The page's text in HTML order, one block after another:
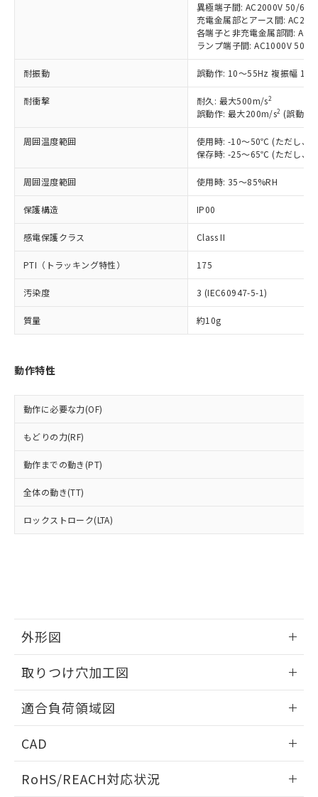
異極端子間: AC2000V 50/
充電金属部とアース間:
各端子と非充電金属部間:
ランプ端子間: AC1000V 50/
耐振動 誤動作: 10～55Hz 複振幅
耐衝撃 耐久: 最大500m/s2
誤動作: 最大200m/s2 (誤動作
周囲温度範囲
使用時: -10～50℃ (ただし、
保存時: -25～65℃ (ただし、
周囲湿度範囲 使用時: 35～85%RH
保護構造 IP00
感電保護クラス Class II
PTI（トラッキング特性） 175
汚染度 3 (IEC60947-5-1)
質量 約10g
動作特性
動作に必要な力(OF)
もどりの力(RF)
動作までの動き(PT)
全体の動き(TT)
ロックストローク(LTA)
外形図
取りつけ穴加工図
適合負荷領域図
CAD
ドすることができます。
RoHS/REACH対応状況
(税抜)を提供させていただくもので
当社制御機器事業取扱商品の中には、
本サービスの対象外となる商品もある
在庫状況および標準価格照会結果は、
記載している更新日時点での社内デー
タに基づき作成されるものであり、閲
準価格とは異なる場合があることをご
正式な納期状況および標準価格はお客
様のお取引先、またはお客様担当のオ
ムロン制御機器販売店・当社販売員に
オムロン制御機器販売店や当社販売拠
販売ネットワーク
」をご確認
ください。
在庫状況および標準価格結果を当社の
事前の承諾なく第三者に漏洩または開
マイパーツ機能（部品リスト作成サー
および当社の共同利用者が、当社の製
品・サービスに関するお客様との取
をご了承ください。
の共同利用に関して"
指します。
非該当品：ライセンス料など無形物で、有
害物質有無と関係のない商品です。
仕入先様の事情により、非含有部品として
いたものが、含有品と判明した場合などや
むを得ず変更することがあります。
鉛(Pb) 1000ppm以下、 水銀(Hg) 1000ppm以下、 カド
六価クロム(Cr(Ⅵ)) 1000ppm以下、ポリ臭化ビフェニル
類(PBB) 1000ppm以下、ポリ臭化ジフェニルエーテル類
ル) (DEHP)(別名：DOP) 1000ppm以下、フタル酸ブチ
ルベンジル（BBP） 1000ppm以下、フタル酸ジブチル
（DBP） 1000ppm以下、フタル酸ジイソブチル
(DIBP) 1000ppm以下
但し、RoHS指令で産業用監視および制御機器に対する
フタル酸エステル類の４物質については閾値を超える意
図的な使用がないことを確認しています。
部品在庫の切り替え状況などにより、予定
月が前後することがあります。
※3 非含有証明書ダウンロード
とができます。
EU RoHS指令（10物質）の非含有証明書
51物質の非含有証明書（当社基準）
※本証明書は発行日時点で非含有を証明す
るもので、過去に遡って非含有を証明する
ものではありません。
していることから、特段のことがない限
り、2022年1月12日より割愛しておりま
「○」：最大均質材料含有率が中国RoHSの
基準値以下であることを示します。
「×」：最大均質材料含有率が中国RoHSの
基準値を超えていることを示します。
「－」：未確認です。当社販売部門へお問
Pb(鉛) :1000ppm、 Hg(水銀) : 1000ppm、 Cd(カドミウ
ム) : 100ppm、
Cr(Ⅵ)(六価クロム) : 1000ppm、 PBBs(ポリ臭化ビフェ
ニル類) : 1000ppm、 PBDEs(ポリ臭化ジフェニルエーテ
ル類) : 1000ppm、
DBP(フタル酸ジブチル) : 1000ppm、 DIBP(フタル酸ジ
イソブチル) : 1000ppm、 BBP(フタル酸ブチルベンジ
ル) : 1000ppm、
※2 環境保護使用期限
「ｅ」：有害物質（10物質）のすべてが基
準値以下であることを示します。
「10」：通常の使用状況下において有害物
質が外部に漏えいし、環境に深刻な影響を
当社は、これら貴社製品のうち、外国
為替および外国貿易法に定める商品
（以下｢規制貨物等」という）を輸出
または国外への提供する場合は、日本
国政府の輸出許可(または役務取引許
可)を取得するなどの必要な手続きを
全に破砕するなど、違法に輸出されな
いよう必要な手段を講じます。
ル、化学兵器、生物兵器またはその他
武器並びにこれらの製造装置等に一切
使用いたしません。
当社は、貴社製品を第三者に販売する
場合は、上記1、2および3の内容を当
該第三者に通知します。また当社は、
販売先および販売に係わる関係者が違
法に輸出するおそれがある場合は、取
一定数以上の在庫あり
－
在庫なし(最新の在庫状況につ
いては、お客様のお取引先、ま
たはお客様担当のオムロン制御
機器販売店・当社販売員にご確
受注生産機種、また在庫状況の